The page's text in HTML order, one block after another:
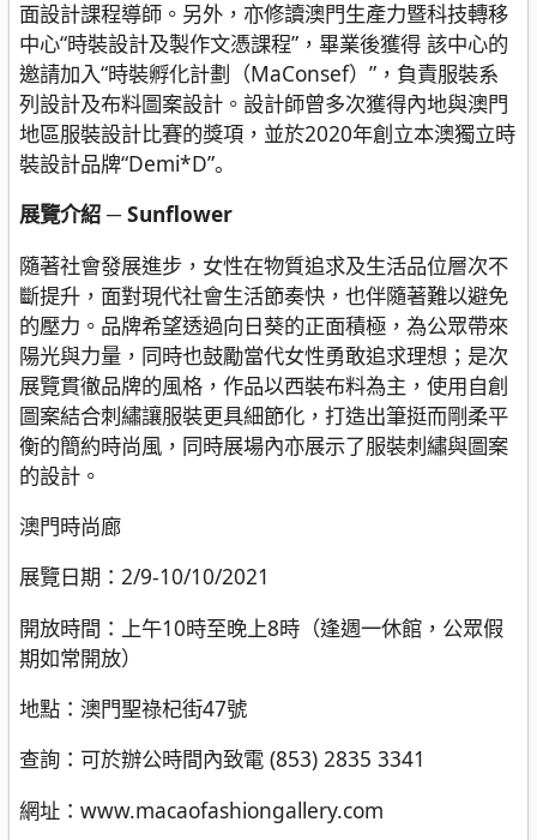
面設計課程導師。另外，亦修讀澳門生產力暨科技轉移
中心“時裝設計及製作文憑課程”，畢業後獲得 該中心的
邀請加入“時裝孵化計劃（MaConsef）”，負責服裝系
列設計及布料圖案設計。設計師曾多次獲得內地與澳門
地區服裝設計比賽的獎項，並於2020年創立本澳獨立時
裝設計品牌“Demi*D”。
展覽介紹 ─ Sunflower
隨著社會發展進步，女性在物質追求及生活品位層次不
斷提升，面對現代社會生活節奏快，也伴隨著難以避免
的壓力。品牌希望透過向日葵的正面積極，為公眾帶來
陽光與力量，同時也鼓勵當代女性勇敢追求理想；是次
展覽貫徹品牌的風格，作品以西裝布料為主，使用自創
圖案結合刺繡讓服裝更具細節化，打造出筆挺而剛柔平
衡的簡約時尚風，同時展場內亦展示了服裝刺繡與圖案
的設計。
澳門時尚廊
展覽日期：2/9-10/10/2021
開放時間：上午10時至晚上8時（逢週一休館，公眾假
期如常開放）
地點：澳門聖祿杞街47號
查詢：可於辦公時間內致電 (853) 2835 3341
網址：www.macaofashiongallery.com